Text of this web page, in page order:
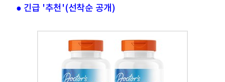
● 긴급 '추천'(선착순 공개)